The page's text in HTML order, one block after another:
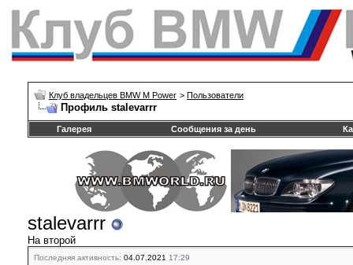
Клуб владельцев BMW M Power > Пользователи
Профиль stalevarrr
Галерея Сообщения за день
stalevarrr
На второй
Последняя активность: 04.07.2021 17:29